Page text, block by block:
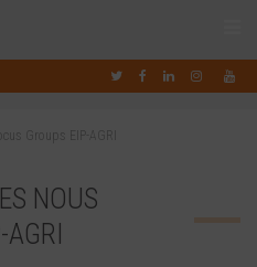
Groups EIP-AGRI
NOUS
AGRI